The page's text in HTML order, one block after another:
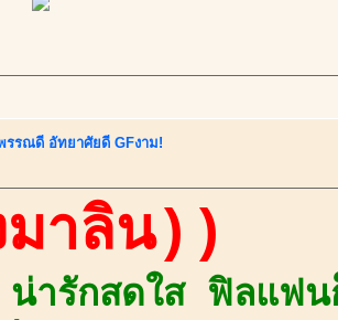
รรณดี อัทยาศัยดี GFงาม!
าลิน))
น่ารักสดใส ฟิลแฟ